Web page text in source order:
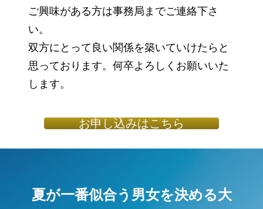
ご興味がある方は事務局までご連絡下さ
い。
双方にとって良い関係を築いていけたらと
思っております。何卒よろしくお願いいた
します。
お申し込みはこちら
夏が一番似合う男女を決める大